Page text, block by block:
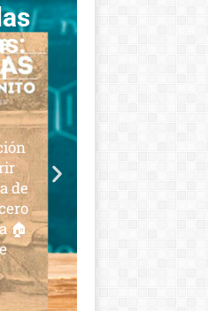
matemáticas
para todos
Notición!! Ya se puede
adquirir nuestro segundo
libro: Unas matemáticas
Ver libro